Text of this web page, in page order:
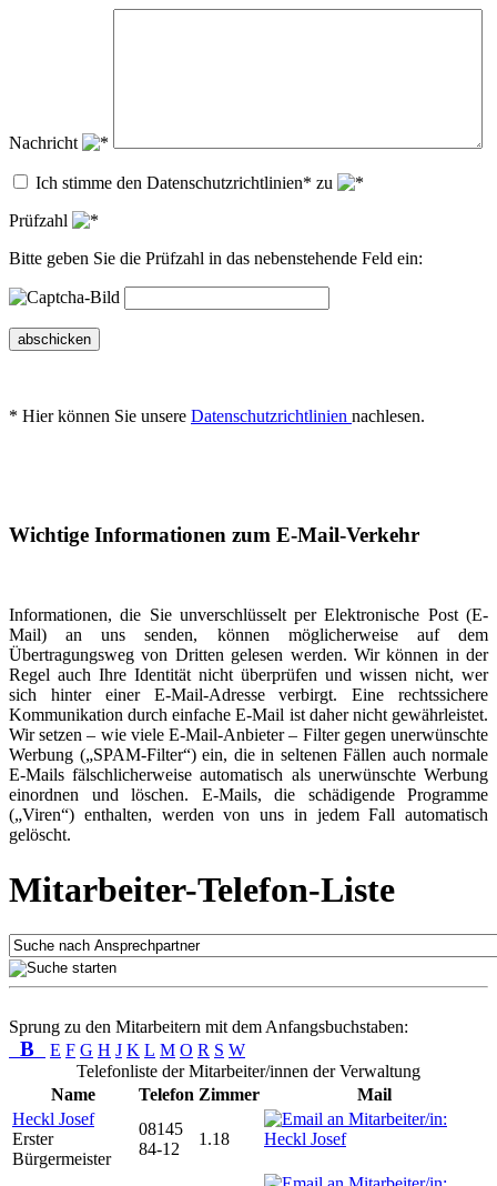
Nachricht
Ich stimme den Datenschutzrichtlinien* zu
Prüfzahl
Bitte geben Sie die Prüfzahl in das nebenstehende Feld ein:
abschicken
* Hier können Sie unsere Datenschutzrichtlinien nachlesen.
Wichtige Informationen zum E-Mail-Verkehr
Informationen, die Sie unverschlüsselt per Elektronische Post (E-
Mail) an uns senden, können möglicherweise auf dem
Übertragungsweg von Dritten gelesen werden. Wir können in der
Regel auch Ihre Identität nicht überprüfen und wissen nicht, wer
sich hinter einer E-Mail-Adresse verbirgt. Eine rechtssichere
Kommunikation durch einfache E-Mail ist daher nicht gewährleistet.
Wir setzen – wie viele E-Mail-Anbieter – Filter gegen unerwünschte
Werbung („SPAM-Filter“) ein, die in seltenen Fällen auch normale
E-Mails fälschlicherweise automatisch als unerwünschte Werbung
einordnen und löschen. E-Mails, die schädigende Programme
(„Viren“) enthalten, werden von uns in jedem Fall automatisch
gelöscht.
Mitarbeiter-Telefon-Liste
Sprung zu den Mitarbeitern mit dem Anfangsbuchstaben:
B E F G H J K L M O R S W
Telefonliste der Mitarbeiter/innen der Verwaltung
Name
Telefon Zimmer
Mail
Heckl Josef
Erster
Bürgermeister
08145
84-12
1.18